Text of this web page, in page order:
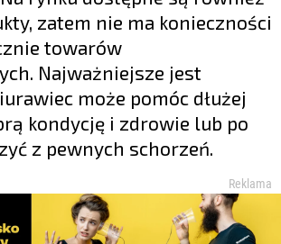
zatem nie ma konieczności
towarów
Najważniejsze jest
może pomóc dłużej
kondycję i zdrowie lub po
z pewnych schorzeń.
Reklama